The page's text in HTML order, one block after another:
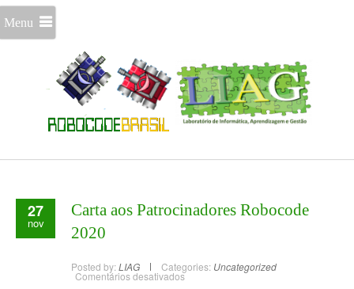
Menu
27
nov
Carta aos Patrocinadores Robocode
2020
Posted by: LIAG Categories: Uncategorized
Comentários desativados